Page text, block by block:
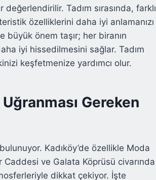
Tadım sırasında, farklı
özelliklerini daha iyi anlamanızı
büyük önem taşır; her biranın
iyi hissedilmesini sağlar. Tadım
keşfetmenize yardımcı olur.
Gereken
Kadıköy’de özellikle Moda
ve Galata Köprüsü civarında
dikkat çekiyor. İşte